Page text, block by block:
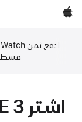
Apple‏
قسطاً
اشتر Apple Watch SE 3‏